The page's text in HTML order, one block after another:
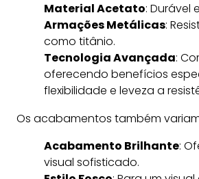
Material Acetato: Durável
Armações Metálicas:
como titânio.
Tecnologia Avançada:
oferecendo benefícios
flexibilidade e leveza a
Os acabamentos também
Acabamento Brilhante:
visual sofisticado.